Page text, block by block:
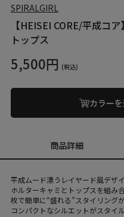
SPIRALGIRL
【HEISEI CORE/平成コ
トップス
5,500円 (税込)
カラー
商品詳細
平成ムード漂うレイヤード風デザ
ホルターキャミとトップスを組み
枚で簡単に“盛れる”スタイリングが
コンパクトなシルエットがスタイ